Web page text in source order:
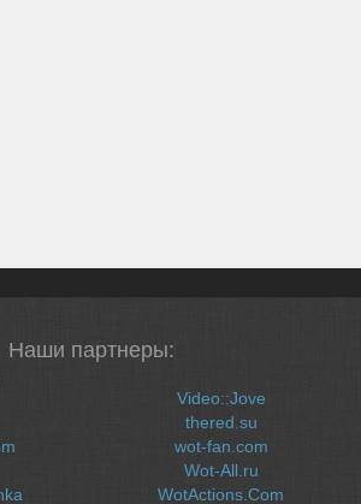
Наши партнеры:
Video::Jove
thered.su
wot-fan.com
Wot-All.ru
WotActions.Com